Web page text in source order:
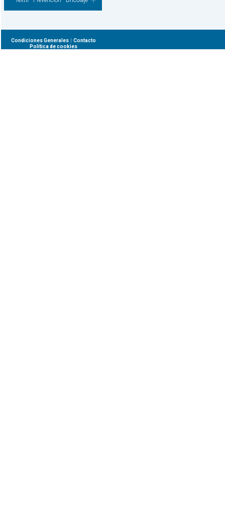
Condiciones Generales| Contacto
Política de cookies